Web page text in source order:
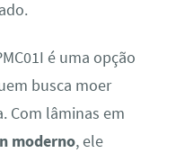
é uma opção
busca moer
Com lâminas em
moderno, ele